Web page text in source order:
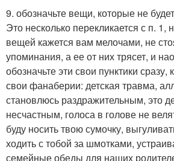
9. обозначьте вещи, которые не
Это несколько перекликается с п.
вещей кажется вам мелочами, не
упоминания, а ее от них трясет, и
обозначьте эти свои пунктики сразу,
свои фанаберии: детская травма,
становлюсь раздражительным, это
несчастным, голоса в голове не
буду носить твою сумочку,
ходить с тобой за шмотками,
семейные обеды для наших